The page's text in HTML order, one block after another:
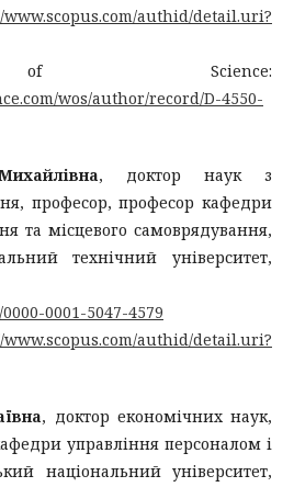
www.scopus.com/authid/detail.uri?
Science:
wos/author/record/D-4550-
, доктор наук з
професор, професор кафедри
та місцевого самоврядування,
технічний університет,
0001-5047-4579
www.scopus.com/authid/detail.uri?
, доктор економічних наук,
управління персоналом і
національний університет,